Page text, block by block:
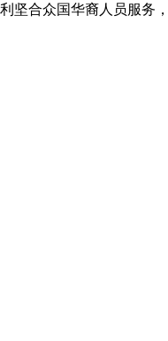
坚合众国华裔人员服务